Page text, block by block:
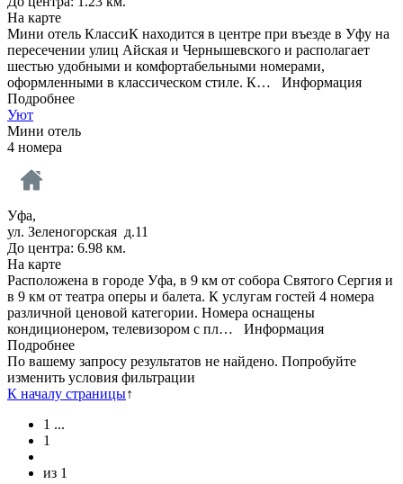
На карте
Мини отель КлассиК находится в центре при въезде в Уфу на
пересечении улиц Айская и Чернышевского и располагает
шестью удобными и комфортабельными номерами,
оформленными в классическом стиле. К… Информация
Подробнее
Уют
Мини отель
4 номера
Уфа,
ул. Зеленогорская д.11
До центра: 6.98 км.
На карте
Расположена в городе Уфа, в 9 км от собора Святого Сергия и
в 9 км от театра оперы и балета. К услугам гостей 4 номера
различной ценовой категории. Номера оснащены
кондиционером, телевизором с пл… Информация
Подробнее
По вашему запросу результатов не найдено. Попробуйте
изменить условия фильтрации
К началу страницы↑
1 ...
1
из 1